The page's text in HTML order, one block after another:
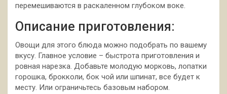
перемешиваются в раскаленном глубоком воке.
Описание приготовления:
Овощи для этого блюда можно подобрать по вашему
вкусу. Главное условие – быстрота приготовления и
ровная нарезка. Добавьте молодую морковь, лопатки
горошка, брокколи, бок чой или шпинат, все будет к
месту. Или ограничьтесь базовым набором.